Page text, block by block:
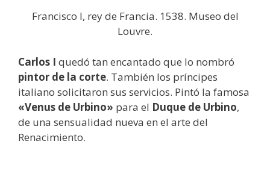
Francisco I, rey de Francia. 1538. Museo del
Louvre.
Carlos I quedó tan encantado que lo nombró
pintor de la corte. También los príncipes
italiano solicitaron sus servicios. Pintó la famosa
«Venus de Urbino» para el Duque de Urbino,
de una sensualidad nueva en el arte del
Renacimiento.